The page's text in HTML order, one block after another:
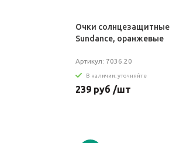
Очки солнцезащитные
Sundance, оранжевые
Артикул: 7036.20
В наличии: уточняйте
239 руб /шт